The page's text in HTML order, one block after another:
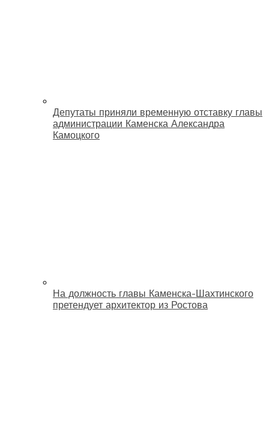
Депутаты приняли временную отставку главы
администрации Каменска Александра
Камоцкого
На должность главы Каменска-Шахтинского
претендует архитектор из Ростова